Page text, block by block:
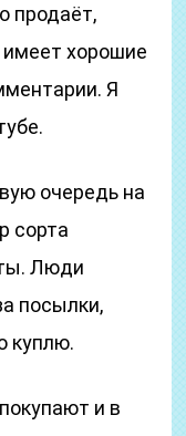
продаёт,
имеет хорошие
Я
очередь на
сорта
Люди
посылки,
куплю.
и в